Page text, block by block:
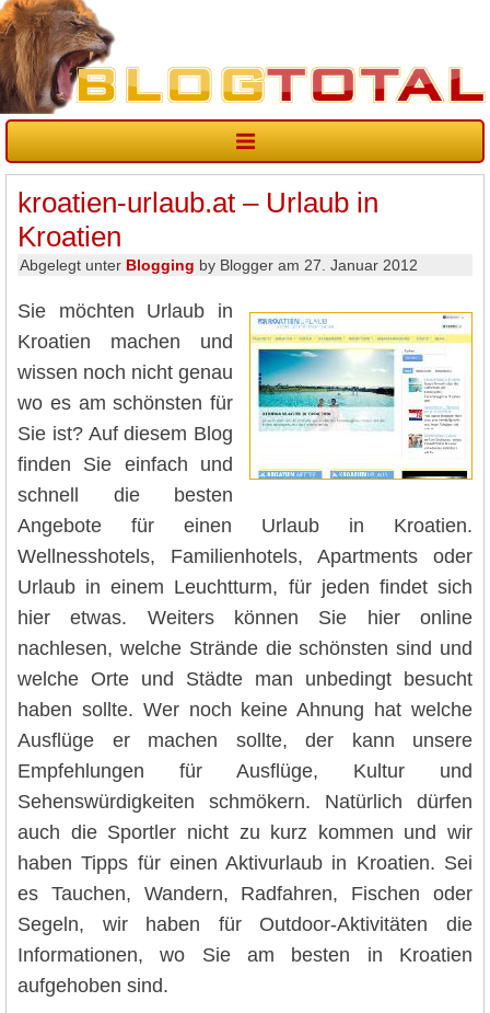
kroatien-urlaub.at – Urlaub in
Kroatien
Abgelegt unter Blogging by Blogger am 27. Januar 2012
Sie möchten Urlaub in
Kroatien machen und
wissen noch nicht genau
wo es am schönsten für
Sie ist? Auf diesem Blog
finden Sie einfach und
schnell die besten
Angebote für einen Urlaub in Kroatien.
Wellnesshotels, Familienhotels, Apartments oder
Urlaub in einem Leuchtturm, für jeden findet sich
hier etwas. Weiters können Sie hier online
nachlesen, welche Strände die schönsten sind und
welche Orte und Städte man unbedingt besucht
haben sollte. Wer noch keine Ahnung hat welche
Ausflüge er machen sollte, der kann unsere
Empfehlungen für Ausflüge, Kultur und
Sehenswürdigkeiten schmökern. Natürlich dürfen
auch die Sportler nicht zu kurz kommen und wir
haben Tipps für einen Aktivurlaub in Kroatien. Sei
es Tauchen, Wandern, Radfahren, Fischen oder
Segeln, wir haben für Outdoor-Aktivitäten die
Informationen, wo Sie am besten in Kroatien
aufgehoben sind.